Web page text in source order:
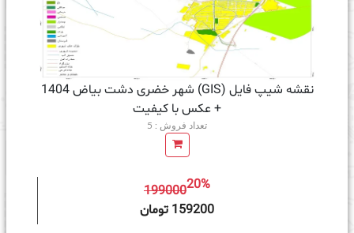
نقشه شیپ فایل (GIS) شهر خضری دشت بیاض 1404
+ عکس با کیفیت
تعداد فروش : 5
19900020%
159200 تومان